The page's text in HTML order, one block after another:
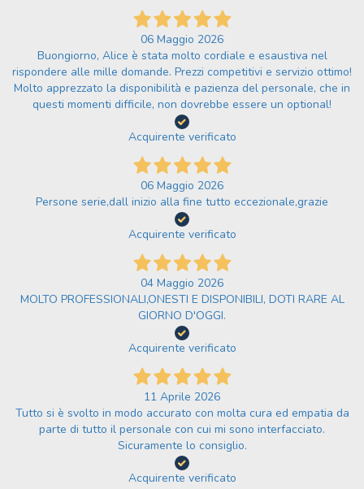
06 Maggio 2026
Buongiorno, Alice è stata molto cordiale e esaustiva nel
rispondere alle mille domande. Prezzi competitivi e servizio ottimo!
Molto apprezzato la disponibilità e pazienza del personale, che in
questi momenti difficile, non dovrebbe essere un optional!
Acquirente verificato
06 Maggio 2026
Persone serie,dall inizio alla fine tutto eccezionale,grazie
Acquirente verificato
04 Maggio 2026
MOLTO PROFESSIONALI,ONESTI E DISPONIBILI, DOTI RARE AL
GIORNO D'OGGI.
Acquirente verificato
11 Aprile 2026
Tutto si è svolto in modo accurato con molta cura ed empatia da
parte di tutto il personale con cui mi sono interfacciato.
Sicuramente lo consiglio.
Acquirente verificato